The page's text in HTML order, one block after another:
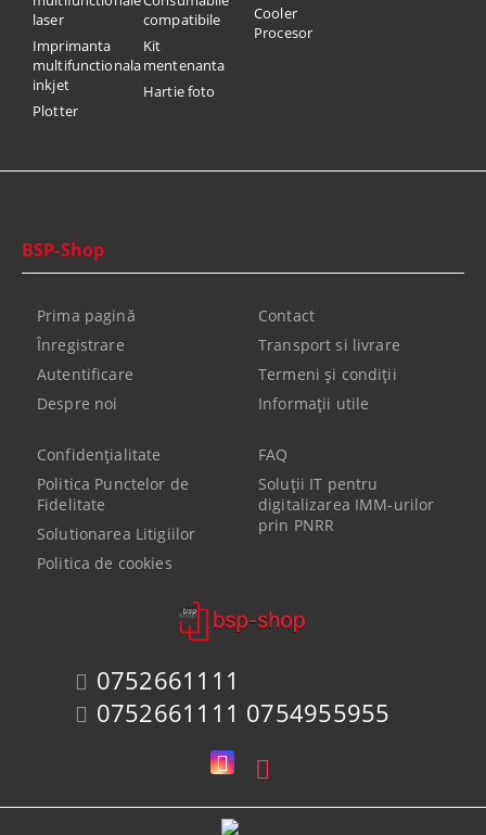
laser
Imprimanta
multifunctionala
inkjet
Plotter
compatibile
Kit
mentenanta
Hartie foto
Cooler
Procesor
0752661111
0752661111 0754955955
BSP-Shop
Prima pagină
Înregistrare
Autentificare
Despre noi
Contact
Transport si livrare
Termeni şi condiţii
Informaţii utile
Confidenţialitate
Politica Punctelor de
Fidelitate
Solutionarea Litigiilor
Politica de cookies
FAQ
Soluții IT pentru
digitalizarea IMM-urilor
prin PNRR